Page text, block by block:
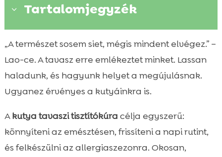
3 Tartalomjegyzék
 Miért fontos a tavaszi megújulás a
kutyáknak?
kutya tavaszi tisztítókúra
Állatorvosi egyeztetés: mikor, miért és

Jelek, hogy a kutyádnak szüksége lehet
tisztítókúrára

Biztonság mindenek előtt: mit ne tegyünk a
„A természet sosem siet, mégis mindent elvégez.” –
Lao-ce. A tavasz erre emlékeztet minket. Lassan
haladunk, és hagyunk helyet a megújulásnak.
Ugyanez érvényes a kutyáinkra is.
Akutya tavaszi tisztítókúra célja egyszerű:
könnyíteni az emésztésen, frissíteni a napi rutint,
és felkészülni az allergiaszezonra. Okosan,